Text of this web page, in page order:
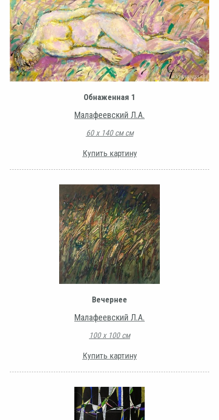
Обнаженная 1
Малафеевский Л.А.
60 х 140 см см
Купить картину
Вечернее
Малафеевский Л.А.
100 х 100 см
Купить картину